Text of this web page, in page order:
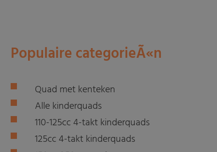
Populaire categorieÃ«n
Quad met kenteken
Alle kinderquads
110-125cc 4-takt kinderquads
125cc 4-takt kinderquads